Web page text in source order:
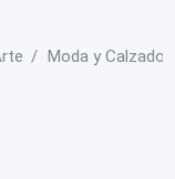
Moda y Calzado